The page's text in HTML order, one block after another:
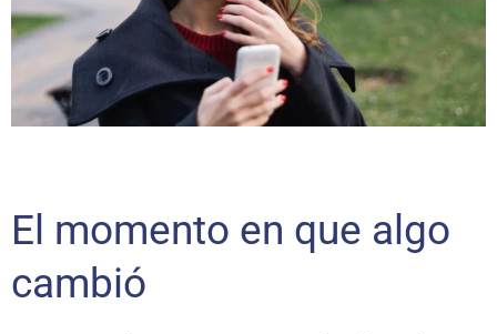
El momento en que algo
cambió